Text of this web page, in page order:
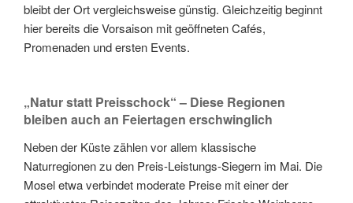
bleibt der Ort vergleichsweise günstig. Gleichzeitig beginnt
hier bereits die Vorsaison mit geöffneten Cafés,
Promenaden und ersten Events.
„Natur statt Preisschock“ – Diese Regionen
bleiben auch an Feiertagen erschwinglich
Neben der Küste zählen vor allem klassische
Naturregionen zu den Preis-Leistungs-Siegern im Mai. Die
Mosel etwa verbindet moderate Preise mit einer der